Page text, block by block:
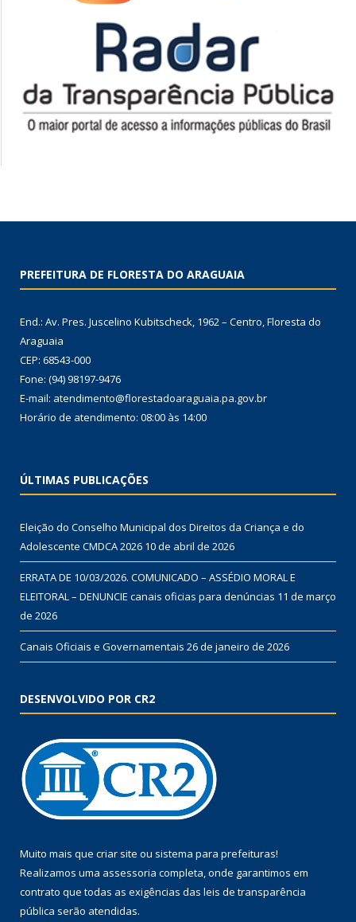
PREFEITURA DE FLORESTA DO ARAGUAIA
End.: Av. Pres. Juscelino Kubitscheck, 1962 – Centro, Floresta do
Araguaia
CEP: 68543-000
Fone: (94) 98197-9476
E-mail: atendimento@florestadoaraguaia.pa.gov.br
Horário de atendimento: 08:00 às 14:00
ÚLTIMAS PUBLICAÇÕES
Eleição do Conselho Municipal dos Direitos da Criança e do
Adolescente CMDCA 2026 10 de abril de 2026
ERRATA DE 10/03/2026. COMUNICADO – ASSÉDIO MORAL E
ELEITORAL – DENUNCIE canais oficias para denúncias 11 de março
de 2026
Canais Oficiais e Governamentais 26 de janeiro de 2026
DESENVOLVIDO POR CR2
Muito mais que criar site ou sistema para prefeituras!
Realizamos uma assessoria completa, onde garantimos em
contrato que todas as exigências das leis de transparência
pública serão atendidas.